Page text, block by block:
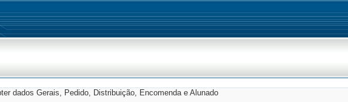
dados Gerais, Pedido, Distribuição, Encomenda e Alunado